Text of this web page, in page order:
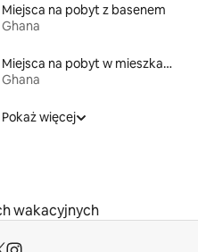
Miejsca na pobyt z basenem
Ghana
Miejsca na pobyt w mieszkaniach
Ghana
Pokaż więcej
wakacyjnych